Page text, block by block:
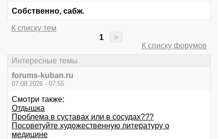
Собственно, сабж.
К списку тем
1
>
К списку форумов
Интересные темы
forums-kuban.ru
07.08.2026 - 07:55
Смотри также:
Отдышка
Проблема в суставах или в сосудах???
Посоветуйте художественную литературу о
медицине